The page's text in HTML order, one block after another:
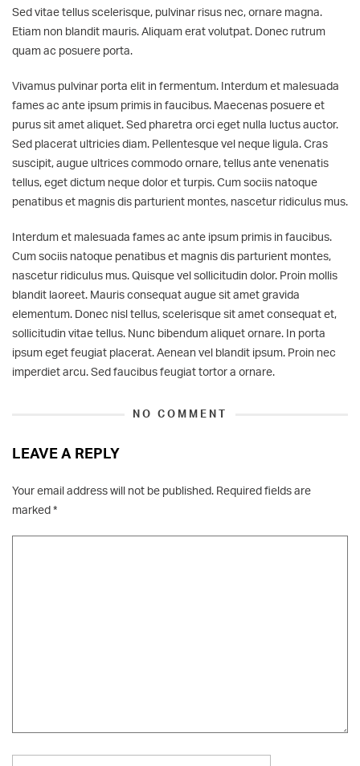
Sed vitae tellus scelerisque, pulvinar risus nec, ornare magna.
Etiam non blandit mauris. Aliquam erat volutpat. Donec rutrum
quam ac posuere porta.
Vivamus pulvinar porta elit in fermentum. Interdum et malesuada
fames ac ante ipsum primis in faucibus. Maecenas posuere et
purus sit amet aliquet. Sed pharetra orci eget nulla luctus auctor.
Sed placerat ultricies diam. Pellentesque vel neque ligula. Cras
suscipit, augue ultrices commodo ornare, tellus ante venenatis
tellus, eget dictum neque dolor et turpis. Cum sociis natoque
penatibus et magnis dis parturient montes, nascetur ridiculus mus.
Interdum et malesuada fames ac ante ipsum primis in faucibus.
Cum sociis natoque penatibus et magnis dis parturient montes,
nascetur ridiculus mus. Quisque vel sollicitudin dolor. Proin mollis
blandit laoreet. Mauris consequat augue sit amet gravida
elementum. Donec nisl tellus, scelerisque sit amet consequat et,
sollicitudin vitae tellus. Nunc bibendum aliquet ornare. In porta
ipsum eget feugiat placerat. Aenean vel blandit ipsum. Proin nec
imperdiet arcu. Sed faucibus feugiat tortor a ornare.
NO COMMENT
LEAVE A REPLY
Your email address will not be published. Required fields are
marked*